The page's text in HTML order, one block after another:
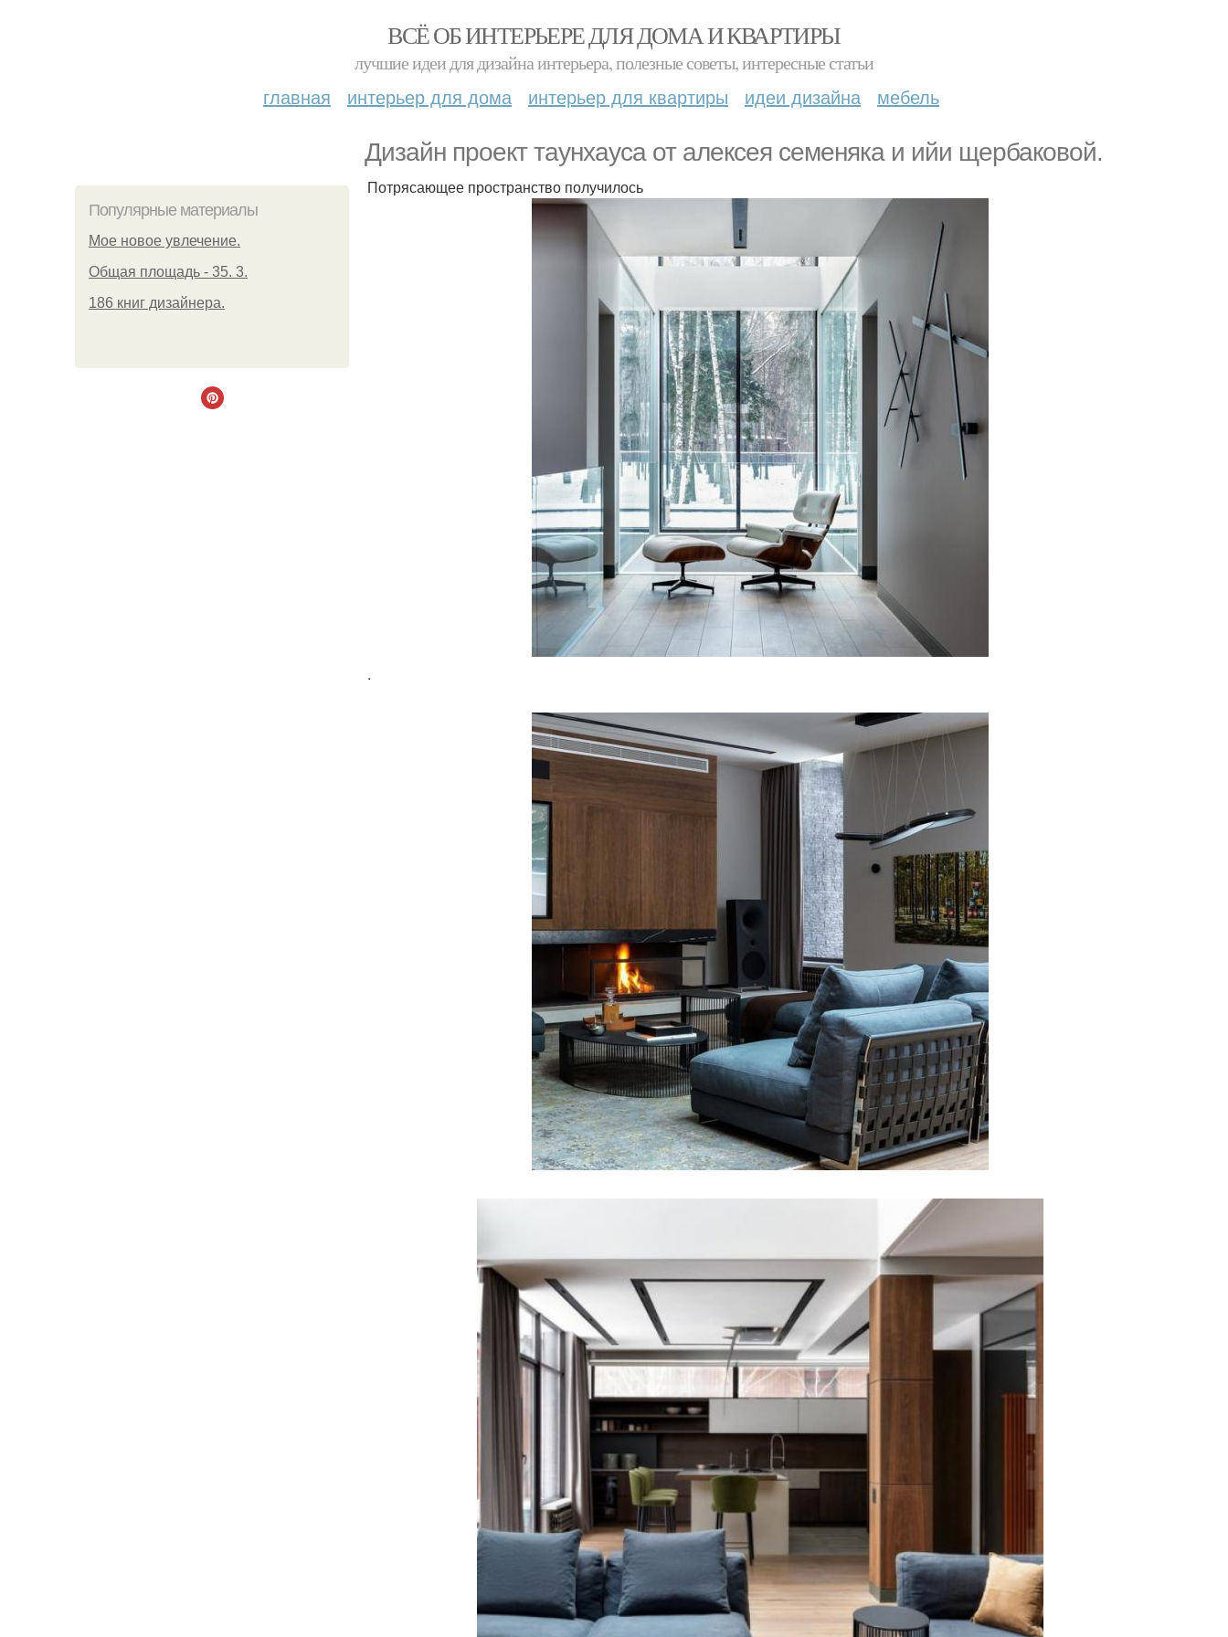
ВСЁ ОБ ИНТЕРЬЕРЕ ДЛЯ ДОМА И КВАРТИРЫ
лучшие идеи для дизайна интерьера, полезные советы, интересные статьи
главная интерьер для дома интерьер для квартиры идеи дизайна мебель
Дизайн проект таунхауса от алексея семеняка и ийи щербаковой.
Популярные материалы
Мое новое увлечение.
Общая площадь - 35. 3.
186 книг дизайнера.
Потрясающее пространство получилось
.